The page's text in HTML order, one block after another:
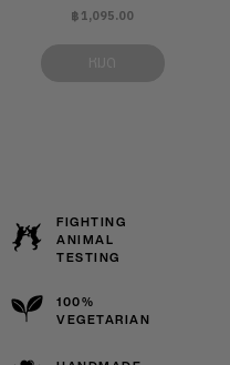
฿1,095.00
FIGHTING
ANIMAL
TESTING
100%
VEGETARIAN